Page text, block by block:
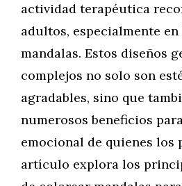
actividad terapéutica
adultos, especialmente
mandalas. Estos diseños
complejos no solo son
agradables, sino que
numerosos beneficios
emocional de quienes los
artículo explora los